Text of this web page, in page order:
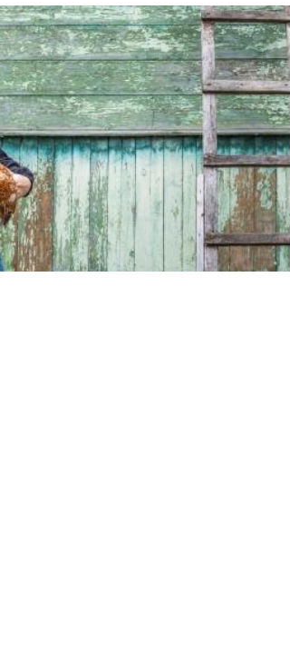
5 травня 2026 року European Energy
Communities Facility оголосив новий
конкурс заявок на отримання грантової
підтримки у розмірі 45 000 євро для
розробки бізнес-планів проєктів у сфері
відновлюваної енергетики. У межах
конкурсу енергетичні спільноти зможуть
отримати фінансування для підготовки
якісного бізнес-плану, а також пройти
спеціалізоване навчання та посилити
власну спроможність у сфері
енергетичних проєктів. Для кого ця